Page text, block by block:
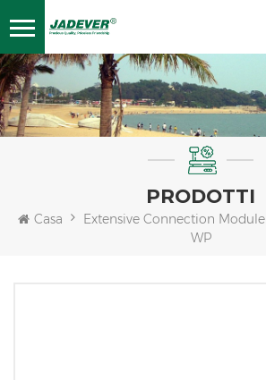
PRODOTTI
Casa Extensive Connection Module
WP